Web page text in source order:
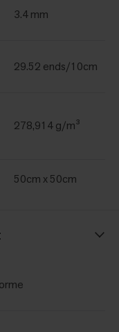
3.4 mm
29.52 ends/10cm
278,914 g/m³
50cm x 50cm